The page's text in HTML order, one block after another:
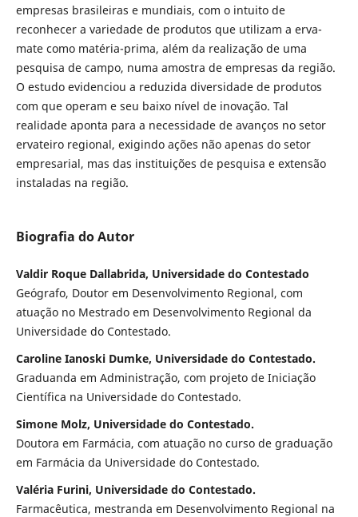
empresas brasileiras e mundiais, com o intuito de
reconhecer a variedade de produtos que utilizam a erva-
mate como matéria-prima, além da realização de uma
pesquisa de campo, numa amostra de empresas da região.
O estudo evidenciou a reduzida diversidade de produtos
com que operam e seu baixo nível de inovação. Tal
realidade aponta para a necessidade de avanços no setor
ervateiro regional, exigindo ações não apenas do setor
empresarial, mas das instituições de pesquisa e extensão
instaladas na região.
Biografia do Autor
Valdir Roque Dallabrida, Universidade do Contestado
Geógrafo, Doutor em Desenvolvimento Regional, com
atuação no Mestrado em Desenvolvimento Regional da
Universidade do Contestado.
Caroline Ianoski Dumke, Universidade do Contestado.
Graduanda em Administração, com projeto de Iniciação
Científica na Universidade do Contestado.
Simone Molz, Universidade do Contestado.
Doutora em Farmácia, com atuação no curso de graduação
em Farmácia da Universidade do Contestado.
Valéria Furini, Universidade do Contestado.
Farmacêutica, mestranda em Desenvolvimento Regional na